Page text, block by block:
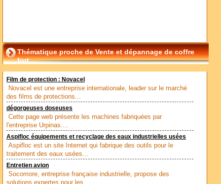
Thématique proche de Vente et dépannage de coffre
fort
Film de protection : Novacel
Novacel est une entreprise internationale, leader sur le marché
des films de protections...
dégorgeuses doseuses
Cette page web présente les machines fabriquées par
l'entreprise Urpinas....
Aspifloc équipements et recyclage des eaux industrielles usées
Aspifloc est un site Internet qui fabrique des outils pour le
traitement des eaux usées...
Entretien avion
Socomore, entreprise française industrielle, propose des
solutions expertes pour les...